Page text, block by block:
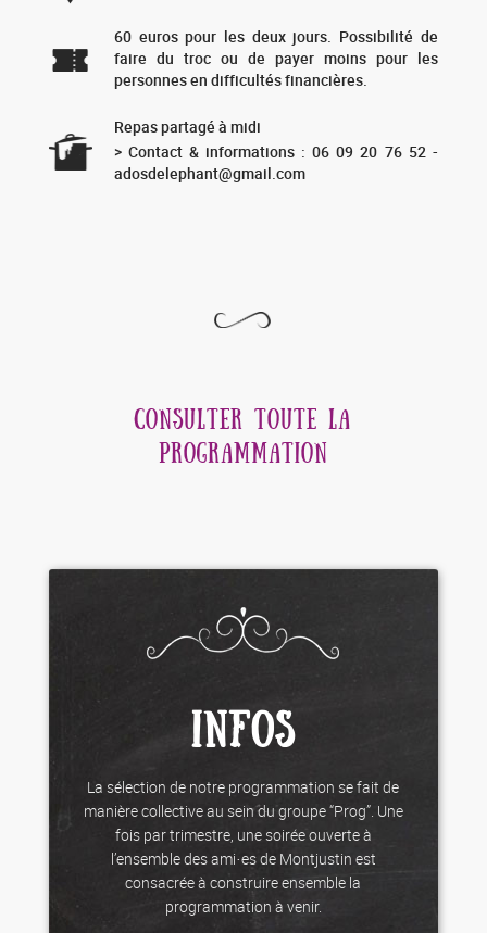
60 euros pour les deux jours. Possibilité de
faire du troc ou de payer moins pour les
personnes en difficultés financières.
Repas partagé à midi
> Contact & informations : 06 09 20 76 52 -
adosdelephant@gmail.com
CONSULTER TOUTE LA
PROGRAMMATION
INFOS
La sélection de notre programmation se fait de
manière collective au sein du groupe “Prog”. Une
fois par trimestre, une soirée ouverte à
l’ensemble des ami·es de Montjustin est
consacrée à construire ensemble la
programmation à venir.